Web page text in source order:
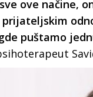
ove načine,
puštamo